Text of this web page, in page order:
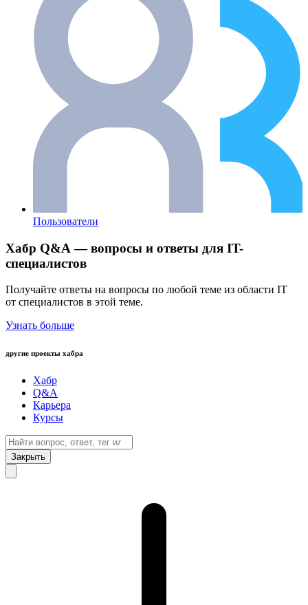
Пользователи
Хабр Q&A — вопросы и ответы для IT-
специалистов
Получайте ответы на вопросы по любой теме из области IT
от специалистов в этой теме.
Узнать больше
другие проекты хабра
Хабр
Q&A
Карьера
Курсы
Закрыть